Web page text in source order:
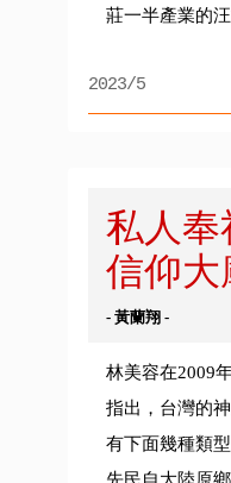
莊一半產業的
2023/5
私人奉
信仰大
- 黃蘭翔 -
林美容在2009
指出，台灣的
有下面幾種類